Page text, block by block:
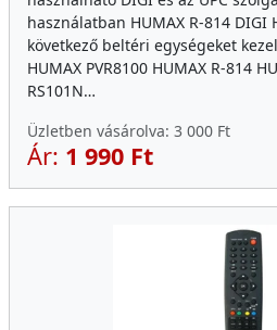
használatban HUMAX R-814 DIGI
következő beltéri egységeket
HUMAX PVR8100 HUMAX R-814
RS101N…
Üzletben vásárolva: 3 000 Ft
Ár: 1 990 Ft